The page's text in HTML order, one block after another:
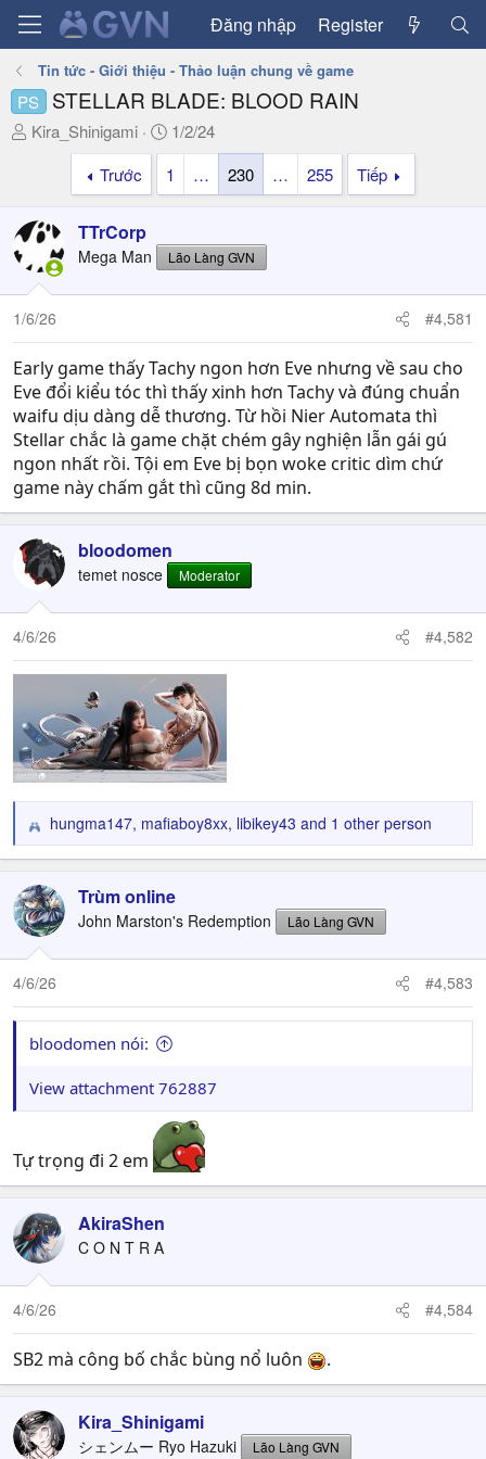
Đăng nhập Register
Tin tức - Giới thiệu - Thảo luận chung về game
PS STELLAR BLADE: BLOOD RAIN
T
a
d
s
t
a
e
r
Kira_Shinigami
N
g
à
y
ử
i
1/2/24
Trước
1 … 230 … 255 Tiếp
TTrCorp
Mega Man Lão Làng GVN
1/6/26 #4,581
Early game thấy Tachy ngon hơn Eve nhưng về sau cho
Eve đổi kiểu tóc thì thấy xinh hơn Tachy và đúng chuẩn
waifu dịu dàng dễ thương. Từ hồi Nier Automata thì
Stellar chắc là game chặt chém gây nghiện lẫn gái gú
ngon nhất rồi. Tội em Eve bị bọn woke critic dìm chứ
game này chấm gắt thì cũng 8d min.
bloodomen
temet nosce Moderator
4/6/26 #4,582
R
e
c
t
i
o
n
:
hungma147, mafiaboy8xx, libikey43 and 1 other person
Trùm online
John Marston's Redemption Lão Làng GVN
4/6/26 #4,583
bloodomen nói:
View attachment 762887
Tự trọng đi 2 em
AkiraShen
C O N T R A
4/6/26 #4,584
SB2 mà công bố chắc bùng nổ luôn .
Kira_Shinigami
シェンムー Ryo Hazuki Lão Làng GVN